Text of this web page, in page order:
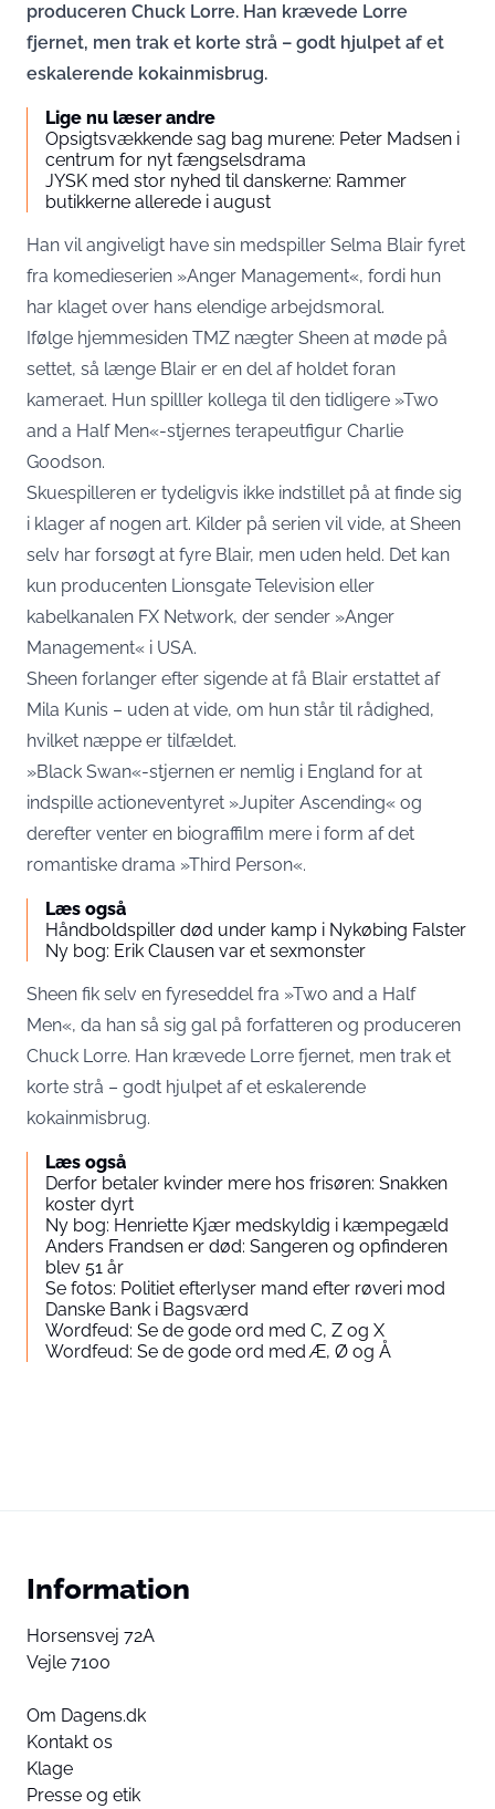
produceren Chuck Lorre. Han krævede Lorre
fjernet, men trak et korte strå – godt hjulpet af et
eskalerende kokainmisbrug.
Lige nu læser andre
Opsigtsvækkende sag bag murene: Peter Madsen i
centrum for nyt fængselsdrama
JYSK med stor nyhed til danskerne: Rammer
butikkerne allerede i august
Han vil angiveligt have sin medspiller Selma Blair fyret
fra komedieserien »Anger Management«, fordi hun
har klaget over hans elendige arbejdsmoral.
Ifølge hjemmesiden TMZ nægter Sheen at møde på
settet, så længe Blair er en del af holdet foran
kameraet. Hun spilller kollega til den tidligere »Two
and a Half Men«-stjernes terapeutfigur Charlie
Goodson.
Skuespilleren er tydeligvis ikke indstillet på at finde sig
i klager af nogen art. Kilder på serien vil vide, at Sheen
selv har forsøgt at fyre Blair, men uden held. Det kan
kun producenten Lionsgate Television eller
kabelkanalen FX Network, der sender »Anger
Management« i USA.
Sheen forlanger efter sigende at få Blair erstattet af
Mila Kunis – uden at vide, om hun står til rådighed,
hvilket næppe er tilfældet.
»Black Swan«-stjernen er nemlig i England for at
indspille actioneventyret »Jupiter Ascending« og
derefter venter en biograffilm mere i form af det
romantiske drama »Third Person«.
Læs også
Håndboldspiller død under kamp i Nykøbing Falster
Ny bog: Erik Clausen var et sexmonster
Sheen fik selv en fyreseddel fra »Two and a Half
Men«, da han så sig gal på forfatteren og produceren
Chuck Lorre. Han krævede Lorre fjernet, men trak et
korte strå – godt hjulpet af et eskalerende
kokainmisbrug.
Læs også
Derfor betaler kvinder mere hos frisøren: Snakken
koster dyrt
Ny bog: Henriette Kjær medskyldig i kæmpegæld
Anders Frandsen er død: Sangeren og opfinderen
blev 51 år
Se fotos: Politiet efterlyser mand efter røveri mod
Danske Bank i Bagsværd
Wordfeud: Se de gode ord med C, Z og X
Wordfeud: Se de gode ord med Æ, Ø og Å
Information
Horsensvej 72A
Vejle 7100
Om Dagens.dk
Kontakt os
Klage
Presse og etik